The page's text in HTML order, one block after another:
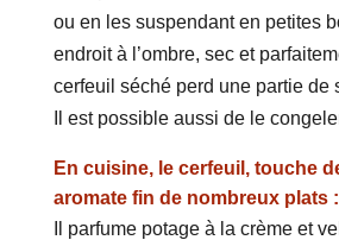
ou en les suspendant en petites
endroit à l’ombre, sec et
cerfeuil séché perd une partie de
Il est possible aussi de le
En cuisine, le cerfeuil, touche
aromate fin de nombreux plats :
Il parfume potage à la crème et